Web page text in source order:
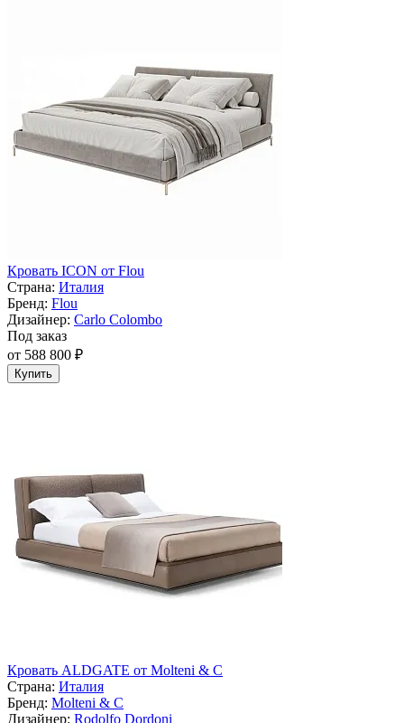
Кровать ICON от Flou
Страна: Италия
Бренд: Flou
Дизайнер: Carlo Colombo
Под заказ
от 588 800 ₽
Купить
Кровать ALDGATE от Molteni & C
Страна: Италия
Бренд: Molteni & C
Дизайнер: Rodolfo Dordoni